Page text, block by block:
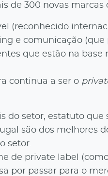
de 300 novas marcas
(reconhecido
e comunicação (que
que estão na base
continua a ser o
do setor, estatuto que
são dos melhores
setor.
de private label
por passar para o